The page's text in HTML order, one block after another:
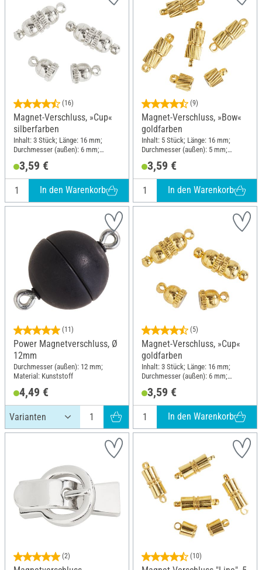
(16)
Magnet-Verschluss, »Cup«
silberfarben
Inhalt: 3 Stück; Länge: 16 mm;
Durchmesser (außen): 6 mm;
3,59 €
In den Warenkorb
(9)
Magnet-Verschluss, »Bow«
goldfarben
Inhalt: 5 Stück; Länge: 16 mm;
Durchmesser (außen): 5 mm;
3,59 €
In den Warenkorb
(11)
Power Magnetverschluss, Ø
12mm
Durchmesser (außen): 12 mm;
Material: Kunststoff
4,49 €
(5)
Magnet-Verschluss, »Cup«
goldfarben
Inhalt: 3 Stück; Länge: 16 mm;
Durchmesser (außen): 6 mm;
3,59 €
In den Warenkorb
(2) (10)